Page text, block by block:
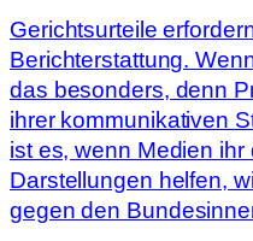
Gerichtsurteile
Berichterstattung.
das besonders, denn
ihrer kommunikativen
ist es, wenn Medien ihr
Darstellungen helfen,
gegen den